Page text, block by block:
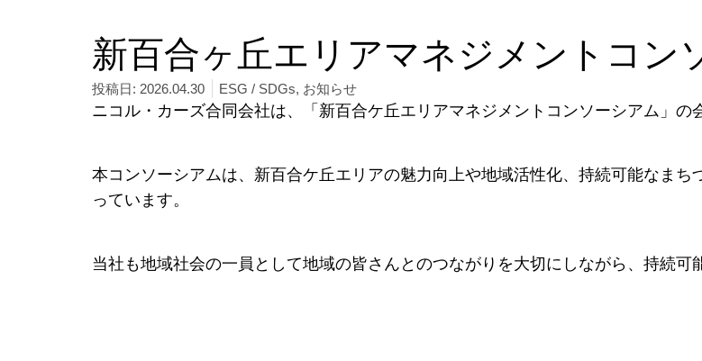
新百合ヶ丘エリアマネジメントコン
投稿日: 2026.04.30 ESG / SDGs, お知らせ
ニコル・カーズ合同会社は、「新百合ケ丘エリアマネジメントコンソーシアム」の
本コンソーシアムは、新百合ケ丘エリアの魅力向上や地域活性化、持続可能なま
っています。
当社も地域社会の一員として地域の皆さんとのつながりを大切にしながら、持続可